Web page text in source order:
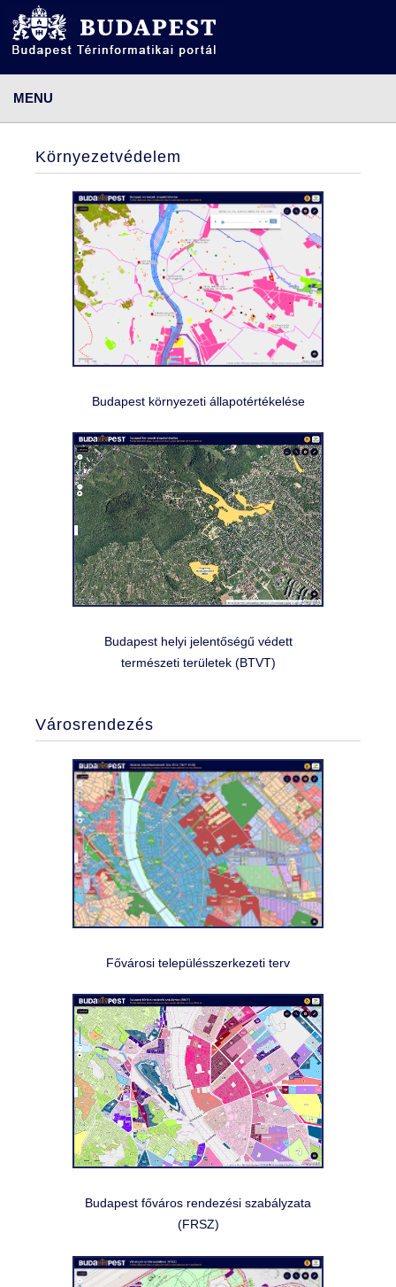
MENU
ALKALMAZÁSOK
KÖRNYEZETVÉDELEM
BUDAPEST KÖRNYEZETI ÁLLAPOTÉRTÉKELÉSE
HELYI TERMÉSZETVÉDELEM
BUDAPEST VILÁGÍTÁSI MESTERTERV
BUDAPEST KÖZLEKEDÉSI HÁLÓZATOK
ÉPÍTÉSZETI ÉRTÉKVÉDELEM
FŐVÁROSI HELYI VÉDELEM
TÉRKÉP GALÉRIA
TÉRKÉPEK HASZNÁLATA
ÚJ FELHASZNÁLÓKNAK
KI SZERETNÉM PRÓBÁLNI
Környezetvédelem
Budapest környezeti állapotértékelése
Budapest helyi jelentőségű védett
természeti területek (BTVT)
Városrendezés
Fővárosi településszerkezeti terv
Budapest főváros rendezési szabályzata
(FRSZ)